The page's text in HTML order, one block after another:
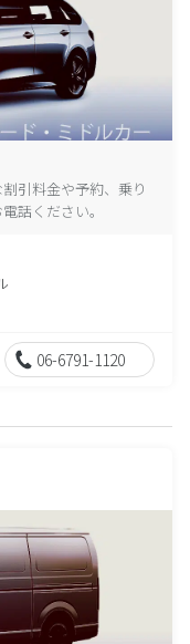
引料金や予約、乗り
話ください。
06-6791-1120